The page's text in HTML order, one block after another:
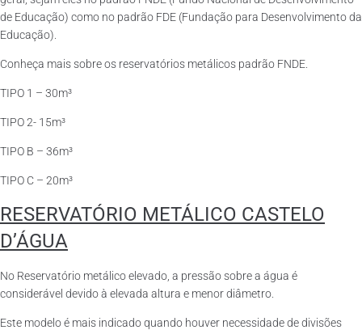
de Educação) como no padrão FDE (Fundação para Desenvolvimento da
Educação).
Conheça mais sobre os reservatórios metálicos padrão FNDE.
TIPO 1 – 30m³
TIPO 2- 15m³
TIPO B – 36m³
TIPO C – 20m³
RESERVATÓRIO METÁLICO CASTELO
D’ÁGUA
No Reservatório metálico elevado, a pressão sobre a água é
considerável devido à elevada altura e menor diâmetro.
Este modelo é mais indicado quando houver necessidade de divisões